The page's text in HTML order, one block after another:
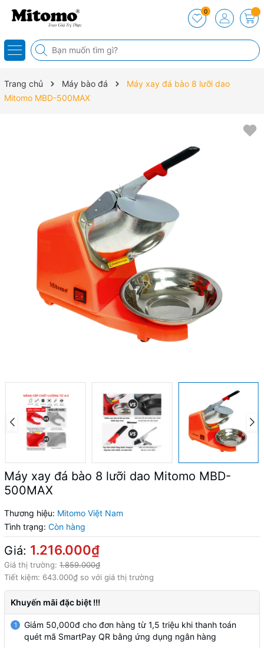
0
Trang chủ Máy bào đá
Máy xay đá bào 8 lưỡi dao
Mitomo MBD-500MAX
Máy xay đá bào 8 lưỡi dao Mitomo MBD-
500MAX
Thương hiệu: Mitomo Việt Nam
Tình trạng: Còn hàng
Giá: 1.216.000₫
Giá thị trường: 1.859.000₫
Tiết kiệm: 643.000₫ so với giá thị trường
Khuyến mãi đặc biệt !!!
1
Giảm 50,000đ cho đơn hàng từ 1,5 triệu khi thanh toán
quét mã SmartPay QR bằng ứng dụng ngân hàng